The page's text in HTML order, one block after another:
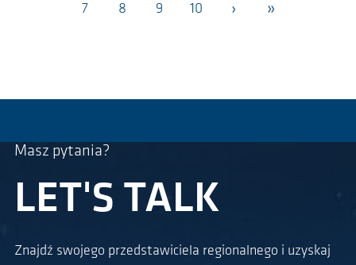
7 8 9 10 › »
Masz pytania?
LET'S TALK
Znajdź swojego przedstawiciela regionalnego i uzyskaj